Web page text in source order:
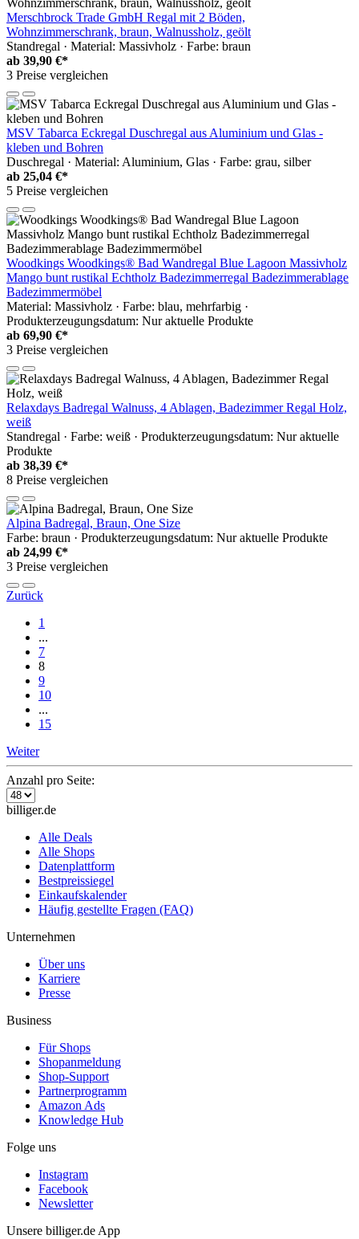
Merschbrock Trade GmbH Regal mit 2 Böden,
Wohnzimmerschrank, braun, Walnussholz, geölt
Standregal · Material: Massivholz · Farbe: braun
ab 39,90 €*
3 Preise vergleichen
MSV Tabarca Eckregal Duschregal aus Aluminium und Glas -
kleben und Bohren
Duschregal · Material: Aluminium, Glas · Farbe: grau, silber
ab 25,04 €*
5 Preise vergleichen
Woodkings Woodkings® Bad Wandregal Blue Lagoon Massivholz
Mango bunt rustikal Echtholz Badezimmerregal Badezimmerablage
Badezimmermöbel
Material: Massivholz · Farbe: blau, mehrfarbig ·
Produkterzeugungsdatum: Nur aktuelle Produkte
ab 69,90 €*
3 Preise vergleichen
Relaxdays Badregal Walnuss, 4 Ablagen, Badezimmer Regal Holz,
weiß
Standregal · Farbe: weiß · Produkterzeugungsdatum: Nur aktuelle
Produkte
ab 38,39 €*
8 Preise vergleichen
Alpina Badregal, Braun, One Size
Farbe: braun · Produkterzeugungsdatum: Nur aktuelle Produkte
ab 24,99 €*
3 Preise vergleichen
Zurück
1
...
7
8
9
10
...
15
Weiter
Anzahl pro Seite:
billiger.de
Alle Deals
Alle Shops
Datenplattform
Bestpreissiegel
Einkaufskalender
Häufig gestellte Fragen (FAQ)
Unternehmen
Über uns
Karriere
Presse
Business
Für Shops
Shopanmeldung
Shop-Support
Partnerprogramm
Amazon Ads
Knowledge Hub
Folge uns
Instagram
Facebook
Newsletter
Unsere billiger.de App